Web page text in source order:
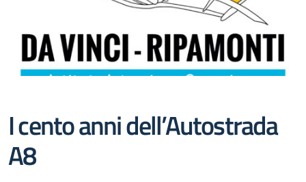
I cento anni dell’Autostrada
A8